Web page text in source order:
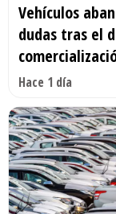
Vehículos
dudas tras el
Hace 1 día